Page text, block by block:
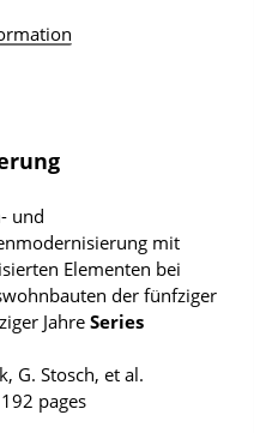
und
mit
Elementen bei
der fünfziger
Jahre Series
G. Stosch, et al.
pages